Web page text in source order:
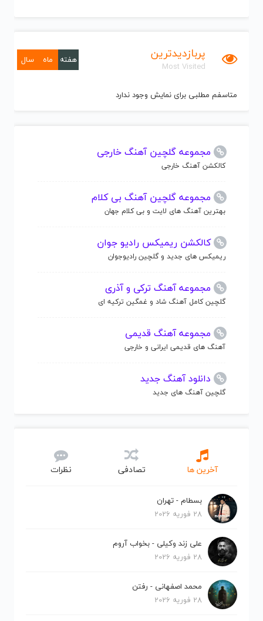
پربازدیدترین
Most Visited
هفته ماه سال
متاسفم مطلبی برای نمایش وجود ندارد
مجموعه گلچین آهنگ خارجی
کالکشن آهنگ خارجی
مجموعه گلچین آهنگ بی کلام
بهترین آهنگ های لایت و بی کلام جهان
کالکشن ریمیکس رادیو جوان
ریمیکس های جدید و گلچین رادیوجوان
مجموعه آهنگ ترکی و آذری
گلچین کامل آهنگ شاد و غمگین ترکیه ای
مجموعه آهنگ قدیمی
آهنگ های قدیمی ایرانی و خارجی
دانلود آهنگ جدید
گلچین آهنگ های جدید
آخرین ها تصادفی نظرات
بسطام - تهران
28 فوریه 2026
علی زند وکیلی - بخواب آروم
28 فوریه 2026
محمد اصفهانی - رفتن
28 فوریه 2026